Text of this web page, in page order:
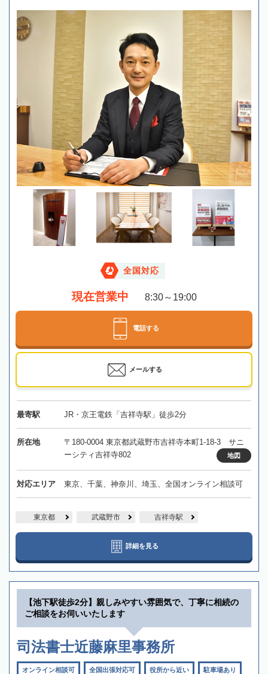
全国対応
現在営業中 8:30～19:00
電話する
メールする
最寄駅 JR・京王電鉄「吉祥寺駅」徒歩2分
所在地
〒180-0004 東京都武蔵野市吉祥寺本町1-18-3 サニ
ーシティ吉祥寺802
地図
対応エリア 東京、千葉、神奈川、埼玉、全国オンライン相談可
東京都 武蔵野市 吉祥寺駅
詳細を見る
【池下駅徒歩2分】親しみやすい雰囲気で、丁寧に相続の
ご相談をお伺いいたします
司法書士近藤麻里事務所
オンライン相談可 全国出張対応可 役所から近い 駐車場あり